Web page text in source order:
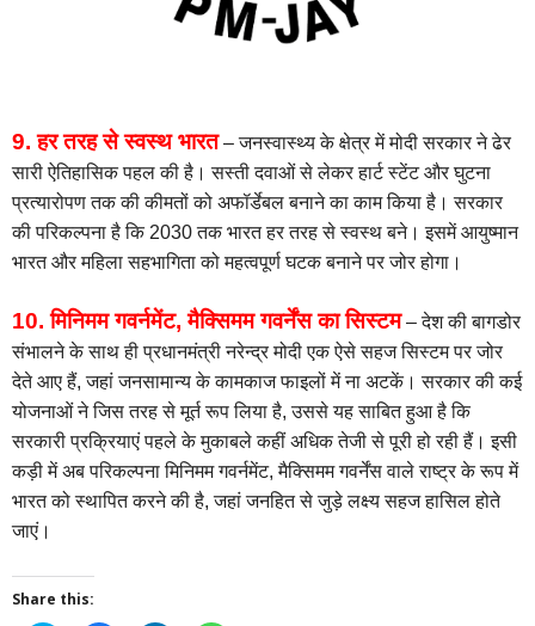
9. हर तरह से स्वस्थ भारत– जनस्वास्थ्य के क्षेत्र में मोदी सरकार ने ढेर
सारी ऐतिहासिक पहल की है। सस्ती दवाओं से लेकर हार्ट स्टेंट और घुटना
प्रत्यारोपण तक की कीमतों को अफॉर्डेबल बनाने का काम किया है। सरकार
की परिकल्पना है कि 2030 तक भारत हर तरह से स्वस्थ बने। इसमें आयुष्‍मान
भारत और महिला सहभागिता को महत्‍वपूर्ण घटक बनाने पर जोर होगा।
10. मिनिमम गवर्नमेंट, मैक्सिमम गवर्नेंस का सिस्टम– देश की बागडोर
संभालने के साथ ही प्रधानमंत्री नरेन्द्र मोदी एक ऐसे सहज सिस्टम पर जोर
देते आए हैं, जहां जनसामान्य के कामकाज फाइलों में ना अटकें। सरकार की कई
योजनाओं ने जिस तरह से मूर्त रूप लिया है, उससे यह साबित हुआ है कि
सरकारी प्रक्रियाएं पहले के मुकाबले कहीं अधिक तेजी से पूरी हो रही हैं। इसी
कड़ी में अब परिकल्पना मिनिमम गवर्नमेंट, मैक्सिमम गवर्नेंस वाले राष्ट्र के रूप में
भारत को स्थापित करने की है, जहां जनहित से जुड़े लक्ष्य सहज हासिल होते
जाएं।
Share this: